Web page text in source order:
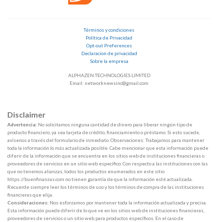
Términos y condiciones
Política de Privacidad
Opt-out Preferences
Declaracion de privacidad
Sobre la empresa
ALPHAZEN TECHNOLOGIES LIMITED
Email: networknewsinc@gmail.com
Disclaimer
Advertencia: No solicitamos ninguna cantidad de dinero para liberar ningún tipo de
producto financiero, ya sea tarjeta de crédito, financiamiento o préstamo. Si esto sucede,
avísenos a través del formulario de inmediato. Observaciones: Trabajamos para mantener
toda la información lo más actualizada posible. Cabe mencionar que esta información puede
diferir de la información que se encuentra en los sitios web de instituciones financieras o
proveedores de servicios en un sitio web específico. Con respecto a las instituciones con las
que no tenemos alianzas, todos los productos enumerados en este sitio
https://buenfinanzas.com no tienen garantía de que la información esté actualizada.
Recuerde siempre leer los términos de uso y los términos de compra de las instituciones
financieras que elija.
Consideraciones: Nos esforzamos por mantener toda la información actualizada y precisa.
Esta información puede diferir de lo que ve en los sitios web de instituciones financieras,
proveedores de servicios o un sitio web para productos específicos. En el caso de